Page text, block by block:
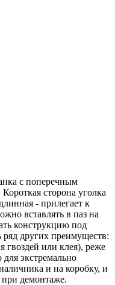
с поперечным
сторона уголка
- прилегает к
вставлять в паз на
конструкцию под
ряд других преимуществ:
гвоздей или клея), реже
для экстремально
и на коробку, и
при демонтаже.